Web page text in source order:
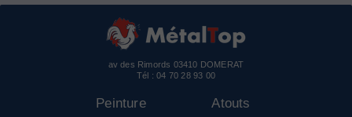
av des Rimords 03410 DOMERAT
Tél :04 70 28 93 00
Peinture Atouts